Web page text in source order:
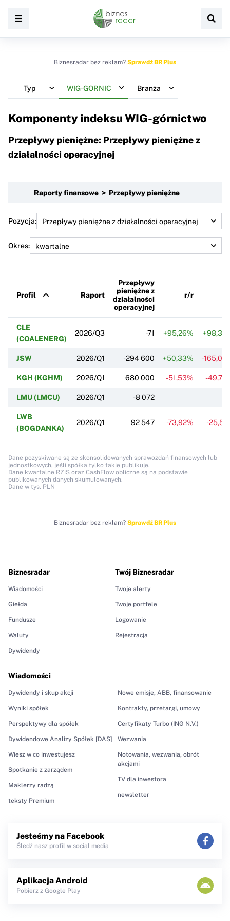
Biznesradar bez reklam? Sprawdź BR Plus
Typ WIG-GORNIC Branża
Komponenty indeksuWIG-górnictwo
Przepływy pieniężne: Przepływy pieniężne z
działalności operacyjnej
Raporty finansowe > Przepływy pieniężne
Pozycja:
Okres:
Profil Raport
Przepływy
pieniężne z
działalności
operacyjnej
r/r
CLE
(COALENERG)
2026/Q3 -71 +95,26%
JSW 2026/Q1 -294 600 +50,33% -
KGH (KGHM) 2026/Q1 680 000 -51,53% -
LMU (LMCU) 2026/Q1 -8 072
LWB
(BOGDANKA)
2026/Q1 92 547 -73,92% -
Dane pozyskiwane są ze skonsolidowanych sprawozdań finansowych lub
jednostkowych, jeśli spółka tylko takie publikuje.
Dane kwartalne RZiS oraz CashFlow obliczne są na podstawie
publikowanych danych skumulowanych.
Dane w tys. PLN
Biznesradar bez reklam? Sprawdź BR Plus
Biznesradar
Wiadomości
Giełda
Fundusze
Waluty
Dywidendy
Wiadomości
Dywidendy i skup akcji
Wyniki spółek
Perspektywy dla spółek
Dywidendowe Analizy Spółek [DAS]
Wiesz w co inwestujesz
Spotkanie z zarządem
Maklerzy radzą
teksty Premium
Nowe emisje, ABB, finansowanie
Kontrakty, przetargi, umowy
Certyfikaty Turbo (ING N.V.)
Wezwania
Notowania, wezwania, obrót
akcjami
TV dla inwestora
newsletter
Twój Biznesradar
Twoje alerty
Twoje portfele
Logowanie
Rejestracja
Jesteśmy na Facebook
Śledź nasz profil w social media
Aplikacja Android
Pobierz z Google Play